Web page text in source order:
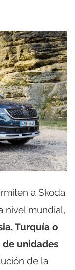
a Skoda
nivel mundial,
Turquía o
unidades
de la